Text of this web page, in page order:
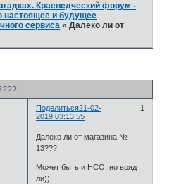
Краеведческий форум -
настоящее и будущее
сервиса »Далеко ли от
Поделиться 1
21-02-
2019 03:13:55
Далеко ли от магазина №
13???
Может быть и НСО, но вряд
ли))